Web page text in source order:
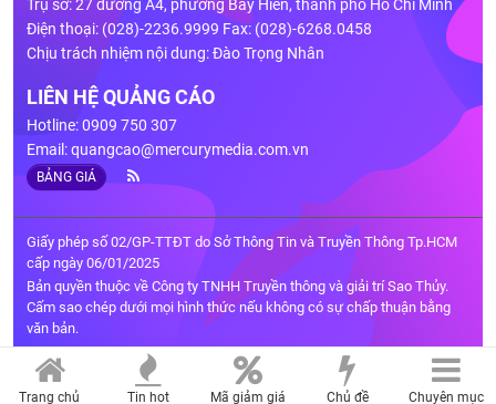
Trụ sở: 27 đường A4, phường Bảy Hiền, thành phố Hồ Chí Minh
Điện thoại: (028)-2236.9999 Fax: (028)-6268.0458
Chịu trách nhiệm nội dung: Đào Trọng Nhân
LIÊN HỆ QUẢNG CÁO
Hotline: 0909 750 307
Email:quangcao@mercurymedia.com.vn
BẢNG GIÁ
Giấy phép số 02/GP-TTĐT do Sở Thông Tin và Truyền Thông Tp.HCM
cấp ngày 06/01/2025
Bản quyền thuộc về Công ty TNHH Truyền thông và giải trí Sao Thủy.
Cấm sao chép dưới mọi hình thức nếu không có sự chấp thuận bằng
văn bản.
Trang chủ Tin hot Mã giảm giá Chủ đề Chuyên mục